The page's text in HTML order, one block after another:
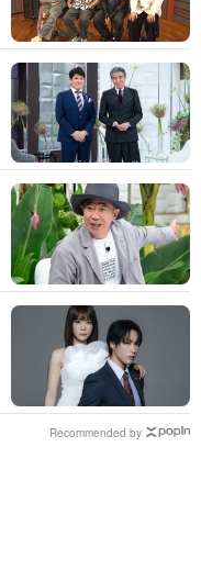
Recommended by